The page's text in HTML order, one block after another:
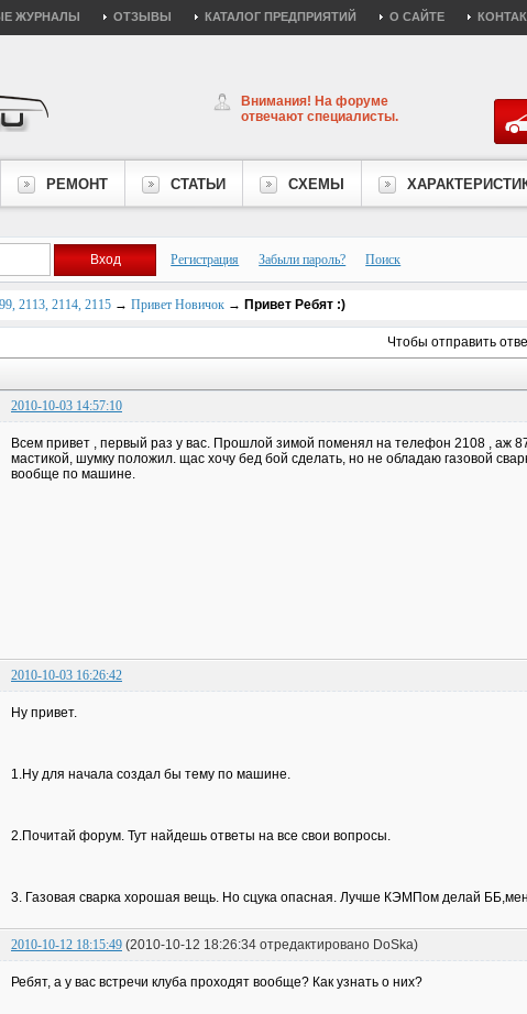
ЖУРНАЛЫ ОТЗЫВЫ КАТАЛОГ ПРЕДПРИЯТИЙ О САЙТЕ
Внимания! На форуме
отвечают специалисты.
РЕМОНТ СТАТЬИ СХЕМЫ
Регистрация Забыли пароль? Поиск
2113, 2114, 2115 → Привет Новичок → Привет Ребят :)
Чтобы отправить
2010-10-03 14:57:10
Всем привет , первый раз у вас. Прошлой зимой поменял на телефон 2108 , аж
мастикой, шумку положил. щас хочу бед бой сделать, но не обладаю газовой
вообще по машине.
2010-10-03 16:26:42
Ну привет.
1.Ну для начала создал бы тему по машине.
2.Почитай форум. Тут найдешь ответы на все свои вопросы.
3. Газовая сварка хорошая вещь. Но сцука опасная. Лучше КЭМПом делай
2010-10-12 18:15:49 (2010-10-12 18:26:34 отредактировано DoSka)
Ребят, а у вас встречи клуба проходят вообще? Как узнать о них?